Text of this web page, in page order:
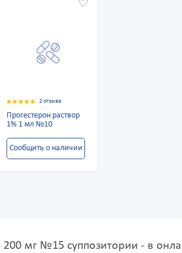
2 отзыва
Прогестерон раствор
1% 1 мл №10
Сообщить о наличии
мг №15 суппозитории - в